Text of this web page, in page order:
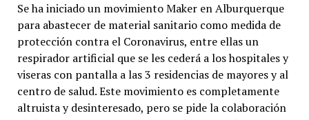
Se ha iniciado un movimiento Maker en Alburquerque
para abastecer de material sanitario como medida de
protección contra el Coronavirus, entre ellas un
respirador artificial que se les cederá a los hospitales y
viseras con pantalla a las 3 residencias de mayores y al
centro de salud. Este movimiento es completamente
altruista y desinteresado, pero se pide la colaboración